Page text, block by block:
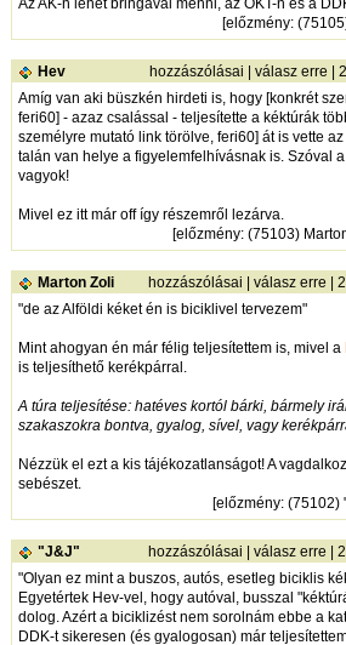
Az AK-n lehet bringával menni, az OKT-n és a
[előzmény:
Hev hozzászólásai válasz erre |
Amíg van aki büszkén hirdeti is, hogy [konkrét
feri60] - azaz csalással - teljesítette a kéktúrák
személyre mutató link törölve, feri60] át is vette
talán van helye a figyelemfelhívásnak is. Szóval
vagyok!
Mivel ez itt már off így részemről lezárva.
[előzmény: (75103)
Marton Zoli hozzászólásai válasz erre |
"de az Alföldi kéket én is biciklivel tervezem"
Mint ahogyan én már félig teljesítettem is, mivel a
is teljesíthető kerékpárral.
A túra teljesítése: hatéves kortól bárki, bármely
szakaszokra bontva, gyalog, sível, vagy
Nézzük el ezt a kis tájékozatlanságot! A
sebészet.
[előzmény: (75102)
"J&J" hozzászólásai válasz erre |
"Olyan ez mint a buszos, autós, esetleg biciklis
Egyetértek Hev-vel, hogy autóval, busszal
dolog. Azért a biciklizést nem sorolnám ebbe a
DDK-t sikeresen (és gyalogosan) már